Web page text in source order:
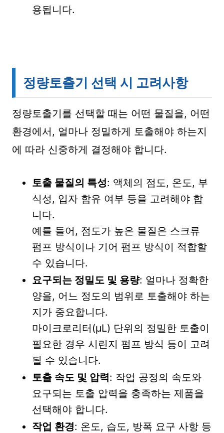
용됩니다.
정량토출기 선택 시 고려사항
정량토출기를 선택할 때는 어떤 물질을, 어떤
환경에서, 얼마나 정밀하게 토출해야 하는지
에 따라 신중하게 결정해야 합니다.
토출 물질의 특성: 액체의 점도, 온도, 부
식성, 입자 함유 여부 등을 고려해야 합
니다.
예를 들어, 점도가 높은 물질은 스크류
펌프 방식이나 기어 펌프 방식이 적합할
수 있습니다.
요구되는 정밀도 및 용량: 얼마나 정확한
양을, 어느 정도의 범위로 토출해야 하는
지가 중요합니다.
마이크로리터(µL) 단위의 정밀한 토출이
필요한 경우 시린지 펌프 방식 등이 고려
될 수 있습니다.
토출 속도 및 압력: 작업 공정의 속도와
요구되는 토출 압력을 충족하는 제품을
선택해야 합니다.
작업 환경: 온도, 습도, 방폭 요구 사항 등